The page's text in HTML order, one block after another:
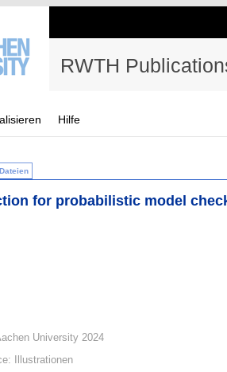
RWTH
Hilfe
Dateien
for probabilistic model
University 2024
Illustrationen